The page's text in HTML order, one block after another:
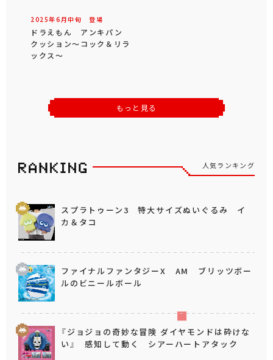
2025年6 月中旬 登場
ドラえもん アンキパン
クッション～コック＆リラ
ックス～
もっと見る
人気ランキング
スプラトゥーン3 特大サイズぬいぐるみ イ
カ＆タコ
ファイナルファンタジーX AM ブリッツボー
ルのビニールボール
『ジョジョの奇妙な冒険 ダイヤモンドは砕けな
い』 感知して動く シアーハートアタック